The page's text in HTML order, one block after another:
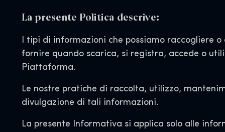
La presente Politica descrive:
I tipi di informazioni che possiamo raccogliere o
fornire quando scarica, si registra, accede o
Piattaforma.
Le nostre pratiche di raccolta, utilizzo,
divulgazione di tali informazioni.
La presente Informativa si applica solo alle